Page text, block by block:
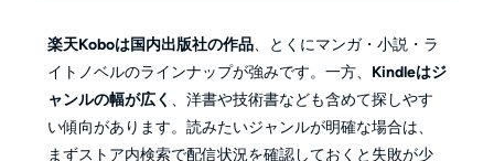
楽天Koboは国内出版社の作品、とくにマンガ・小説・ラ
イトノベルのラインナップが強みです。一方、 Kindleはジ
ャンルの幅が広く 、洋書や技術書なども含めて探しやす
い傾向があります。読みたいジャンルが明確な場合は、
まずストア内検索で配信状況を確認しておくと失敗が少